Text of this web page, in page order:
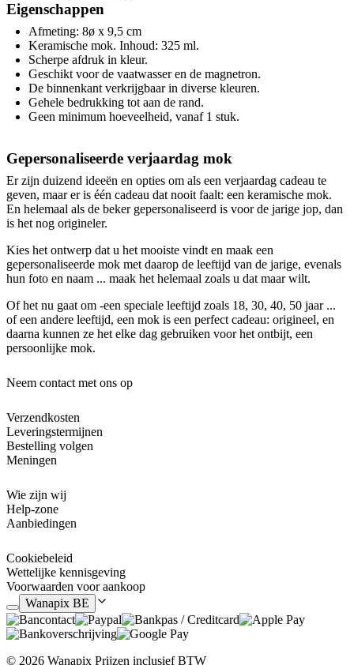
Eigenschappen
Afmeting: 8ø x 9,5 cm
Keramische mok. Inhoud: 325 ml.
Scherpe afdruk in kleur.
Geschikt voor de vaatwasser en de magnetron.
De binnenkant verkrijgbaar in diverse kleuren.
Gehele bedrukking tot aan de rand.
Geen minimum hoeveelheid, vanaf 1 stuk.
Gepersonaliseerde verjaardag mok
Er zijn duizend ideeën en opties om als een verjaardag cadeau te
geven, maar er is één cadeau dat nooit faalt: een keramische mok.
En helemaal als de beker gepersonaliseerd is voor de jarige jop, dan
is het nog origineler.
Kies het ontwerp dat u het mooiste vindt en maak een
gepersonaliseerde mok met daarop de leeftijd van de jarige, evenals
hun foto en naam ... maak het helemaal zoals u dat maar wilt.
Of het nu gaat om -een speciale leeftijd zoals 18, 30, 40, 50 jaar ...
of een andere leeftijd, een mok is een perfect cadeau: origineel, en
daarna kunnen ze het elke dag gebruiken voor het ontbijt, een
persoonlijke mok.
Neem contact met ons op
Verzendkosten
Leveringstermijnen
Bestelling volgen
Meningen
Wie zijn wij
Help-zone
Aanbiedingen
Cookiebeleid
Wettelijke kennisgeving
Voorwaarden voor aankoop
Wanapix BE
© 2026 Wanapix Prijzen inclusief BTW